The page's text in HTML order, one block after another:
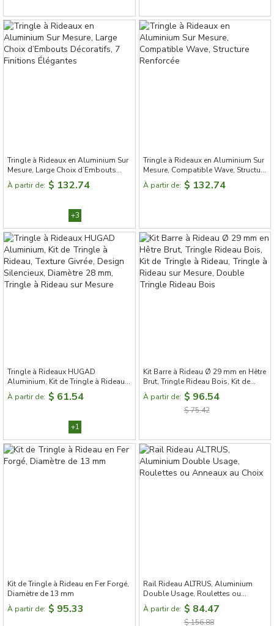
Tringle à Rideaux en Aluminium Sur
Mesure, Large Choix d’Embouts
Décoratifs, 7 Finitions Élégantes
À partir de: $ 132.74
+3
Tringle à Rideaux en Aluminium Sur
Mesure, Compatible Wave, Structure
Renforcée
À partir de: $ 132.74
Tringle à Rideaux HUGAD
Aluminium, Kit de Tringle à Rideau,
Texture Givrée, Design Silencieux,
Diamètre 28 mm, Tringle à Rideau
À partir de: $ 61.54
+1
Kit Barre à Rideau Ø 29 mm en Hêtre
Brut, Tringle Rideau Bois, Kit de
Tringle à Rideau, Tringle à Rideau
sur Mesure, Double Tringle Rideau
À partir de: $ 96.54
$ 75.42
Kit de Tringle à Rideau en Fer Forgé,
Diamètre de 13 mm
À partir de: $ 95.33
Rail Rideau ALTRUS, Aluminium
Double Usage, Roulettes ou
Anneaux au Choix
À partir de: $ 84.47
$ 156.88